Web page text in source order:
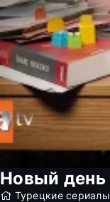
Новый день
Турецкие сериалы